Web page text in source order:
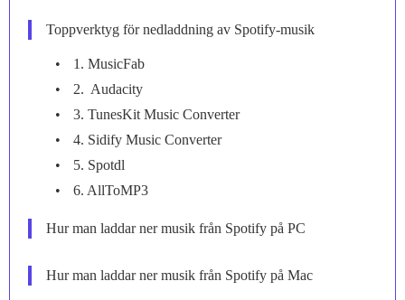
Toppverktyg för nedladdning av Spotify-musik
1. MusicFab
2. Audacity
3. TunesKit Music Converter
4. Sidify Music Converter
5. Spotdl
6. AllToMP3
Hur man laddar ner musik från Spotify på PC
Hur man laddar ner musik från Spotify på Mac